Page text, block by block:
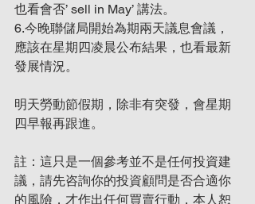
也看會否’ sell in May’ 講法。
6.今晚聯儲局開始為期兩天議息會議，
應該在星期四凌晨公布結果，也看最新
發展情況。
明天勞動節假期，除非有突發，會星期
四早報再跟進。
註：這只是一個參考並不是任何投資建
議，請先咨詢你的投資顧問是否合適你
的風險，才作出任何買賣行動，本人恕